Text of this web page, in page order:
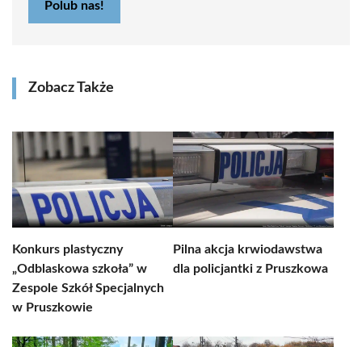
Polub nas!
Zobacz Także
Konkurs plastyczny
„Odblaskowa szkoła” w
Zespole Szkół Specjalnych
w Pruszkowie
Pilna akcja krwiodawstwa
dla policjantki z Pruszkowa